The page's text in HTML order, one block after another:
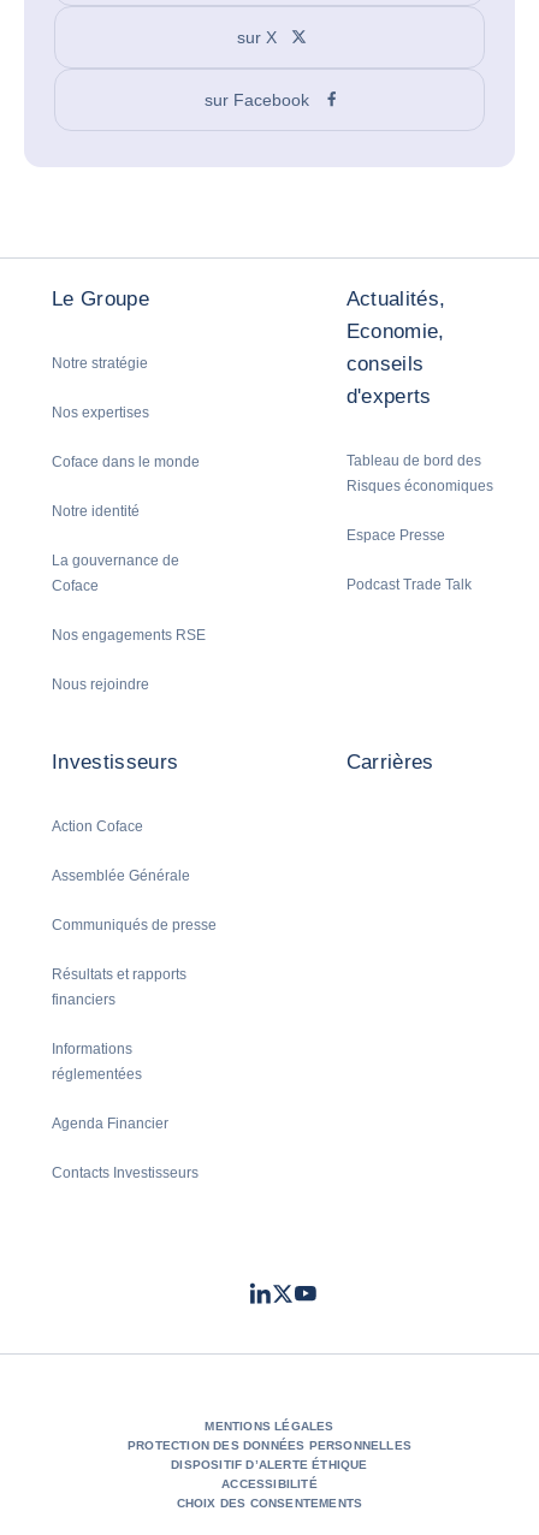
sur X
sur Facebook
Le Groupe
Notre stratégie
Nos expertises
Coface dans le monde
Notre identité
La gouvernance de
Coface
Nos engagements RSE
Nous rejoindre
Actualités,
Economie,
conseils
d'experts
Tableau de bord des
Risques économiques
Espace Presse
Podcast Trade Talk
Investisseurs
Action Coface
Assemblée Générale
Communiqués de presse
Résultats et rapports
financiers
Informations
réglementées
Agenda Financier
Contacts Investisseurs
Carrières
LinkedIn
TwitterYoutube
MENTIONS LÉGALES
PROTECTION DES DONNÉES PERSONNELLES
DISPOSITIF D’ALERTE ÉTHIQUE
ACCESSIBILITÉ
CHOIX DES CONSENTEMENTS